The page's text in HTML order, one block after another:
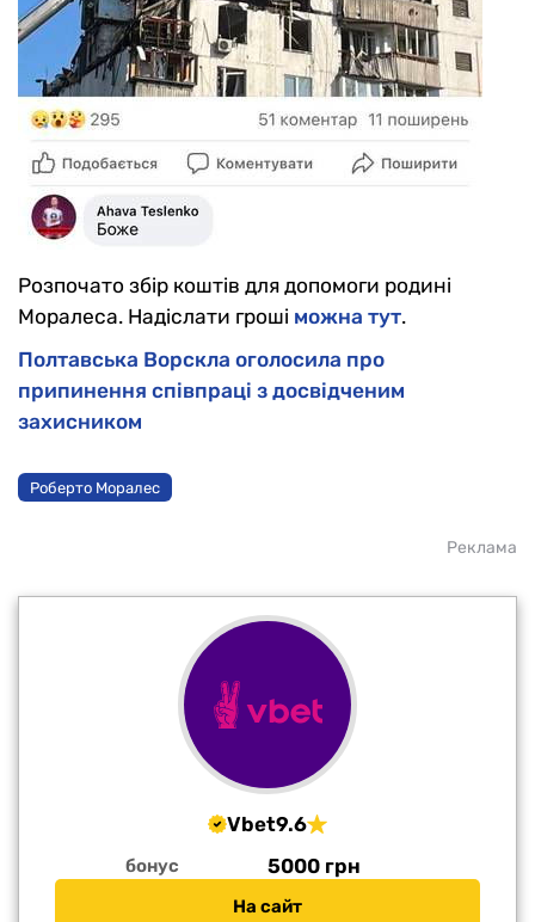
Розпочато збір коштів для допомоги родині
Моралеса. Надіслати гроші можна тут.
Полтавська Ворскла оголосила про
припинення співпраці з досвідченим
захисником
Роберто Моралес
Реклама
Vbet9.6
бонус 5000 грн
На сайт